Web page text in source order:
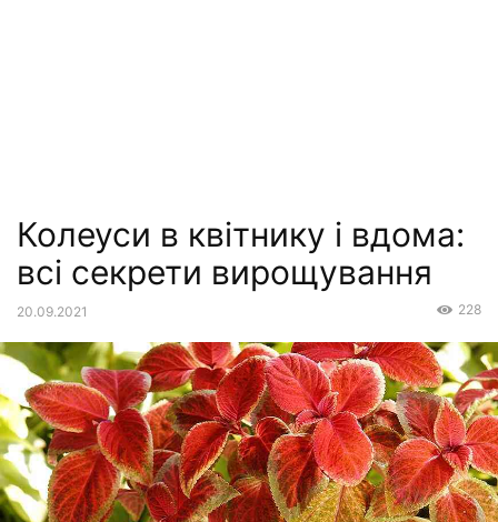
Колеуси в квітнику і вдома:
всі секрети вирощування
20.09.2021 228